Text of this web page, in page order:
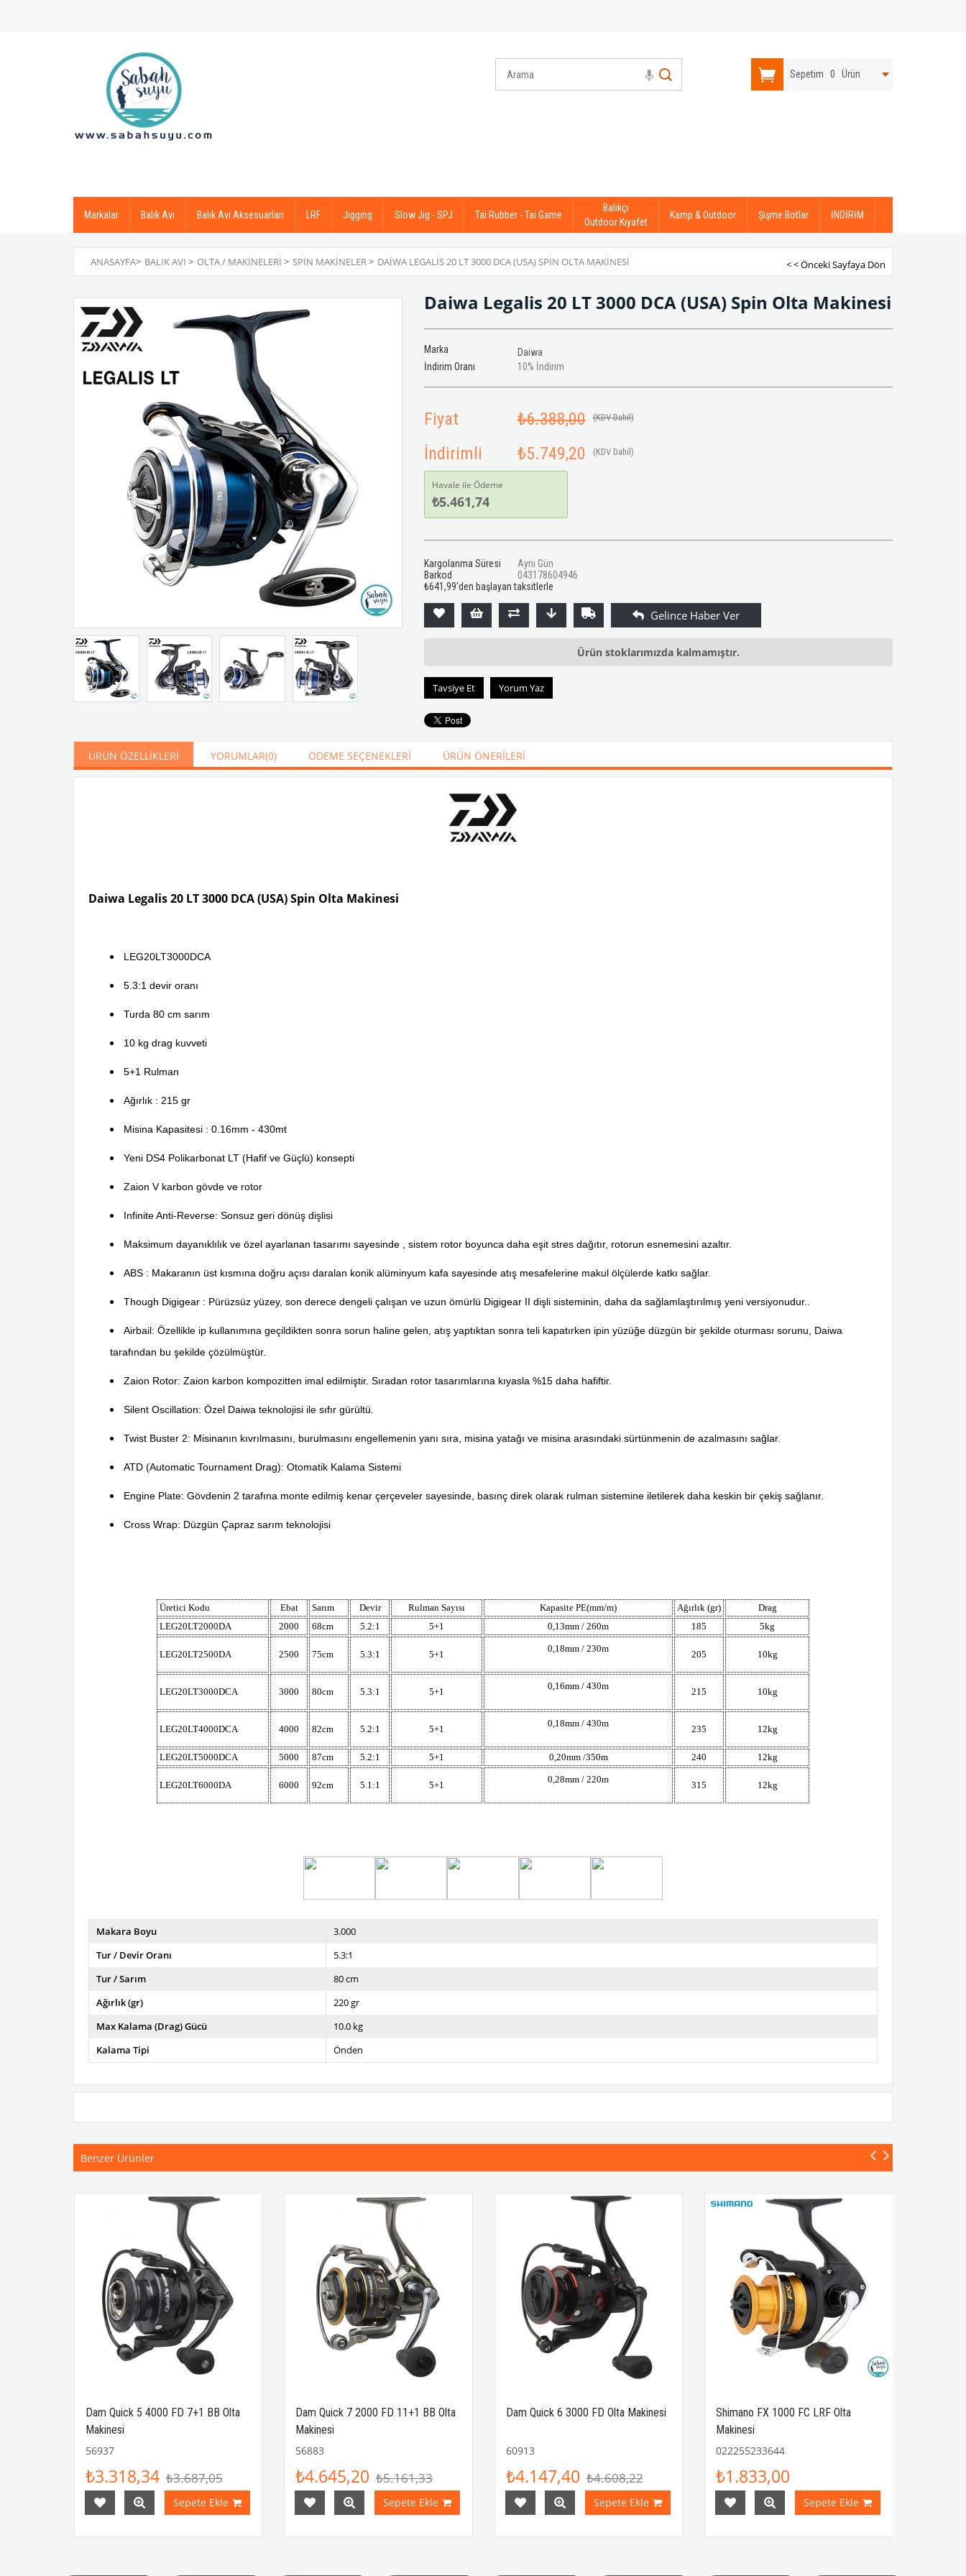
Sepetim 0 Ürün
Markalar Balık Avı Balık Avı Aksesuarları LRF Jigging Slow Jig - SPJ Tai Rubber - Tai Game
Balıkçı
Outdoor Kıyafet
Kamp & Outdoor Şişme Botlar İNDİRİM
ANASAYFA> BALIK AVI > OLTA / MAKINELERI > SPIN MAKINELER> DAIWA LEGALIS 20 LT 3000 DCA (USA) SPIN OLTA MAKINESI < < Önceki Sayfaya Dön
Daiwa Legalis 20 LT 3000 DCA (USA) Spin Olta Makinesi
Marka
Daiwa
İndirim Oranı
%
10 İndirim
Fiyat ₺6.388,00 (KDV Dahil)
İndirimli ₺5.749,20 (KDV Dahil)
Havale ile Ödeme
₺5.461,74
Kargolanma Süresi
Aynı Gün
Barkod
043178604946
₺641,99'den başlayan taksitlerle
Ürün stoklarımızda kalmamıştır.
Tavsiye Et Yorum Yaz
ÜRÜN ÖZELLIKLERI YORUMLAR(0) ÖDEME SEÇENEKLERI ÜRÜN ÖNERILERI
Daiwa Legalis 20 LT 3000 DCA (USA) Spin Olta Makinesi
LEG20LT3000DCA
5.3:1 devir oranı
Turda 80 cm sarım
10 kg drag kuvveti
5+1 Rulman
Ağırlık : 215 gr
Misina Kapasitesi : 0.16mm - 430mt
Yeni DS4 Polikarbonat LT (Hafif ve Güçlü) konsepti
Zaion V karbon gövde ve rotor
Infinite Anti-Reverse: Sonsuz geri dönüş dişlisi
Maksimum dayanıklılık ve özel ayarlanan tasarımı sayesinde , sistem rotor boyunca daha eşit stres dağıtır, rotorun esnemesini azaltır.
ABS : Makaranın üst kısmına doğru açısı daralan konik alüminyum kafa sayesinde atış mesafelerine makul ölçülerde katkı sağlar.
Though Digigear : Pürüzsüz yüzey, son derece dengeli çalışan ve uzun ömürlü Digigear II dişli sisteminin, daha da sağlamlaştırılmış yeni versiyonudur..
Airbail: Özellikle ip kullanımına geçildikten sonra sorun haline gelen, atış yaptıktan sonra teli kapatırken ipin yüzüğe düzgün bir şekilde oturması sorunu, Daiwa
tarafından bu şekilde çözülmüştür.
Zaion Rotor: Zaion karbon kompozitten imal edilmiştir. Sıradan rotor tasarımlarına kıyasla %15 daha hafiftir.
Silent Oscillation: Özel Daiwa teknolojisi ile sıfır gürültü.
Twist Buster 2: Misinanın kıvrılmasını, burulmasını engellemenin yanı sıra, misina yatağı ve misina arasındaki sürtünmenin de azalmasını sağlar.
ATD (Automatic Tournament Drag): Otomatik Kalama Sistemi
Engine Plate: Gövdenin 2 tarafına monte edilmiş kenar çerçeveler sayesinde, basınç direk olarak rulman sistemine iletilerek daha keskin bir çekiş sağlanır.
Cross Wrap: Düzgün Çapraz sarım teknolojisi
Üretici Kodu Ebat Sarım Devir Rulman Sayısı Kapasite PE(mm/m) Ağırlık (gr)
Drag
LEG20LT2000DA
2000 68cm 5.2:1 5+1 0,13mm / 260m 185 5kg
LEG20LT2500DA 2500 75cm 5.3:1 5+1
0,18mm / 230m
205 10kg
LEG20LT3000DCA 3000 80cm 5.3:1 5+1
0,16mm / 430m
215 10kg
LEG20LT4000DCA 4000 82cm 5.2:1 5+1
0,18mm / 430m
235 12kg
LEG20LT5000DCA 5000 87cm 5.2:1 5+1 0,20mm /350m 240 12kg
LEG20LT6000DA 6000 92cm 5.1:1 5+1
0,28mm / 220m
315 12kg
Makara Boyu
3.000
Tur / Devir Oranı
5.3:1
Tur / Sarım
80 cm
Ağırlık (gr)
220 gr
Max Kalama (Drag) Gücü
10.0 kg
Kalama Tipi
Önden
Benzer Ürünler
Dam Quick 5 4000 FD 7+1 BB Olta
Makinesi
56937
₺3.318,34 ₺3.687,05
Sepete Ekle
Dam Quick 7 2000 FD 11+1 BB Olta
Makinesi
56883
₺4.645,20 ₺5.161,33
Sepete Ekle
Dam Quick 6 3000 FD Olta Makinesi
60913
₺4.147,40 ₺4.608,22
Sepete Ekle
Shimano FX 1000 FC LRF Olta
Makinesi
022255233644
₺1.833,00
Sepete Ekle